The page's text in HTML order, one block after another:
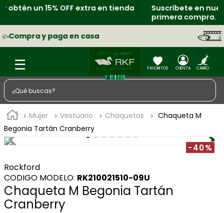
Suscríbete en nuestro newsletter y obtén 20% en la
Retira en tienda gratis
¿Qué buscas?
Mujer Vestuario Chaquetas
Chaqueta M
Begonia Tartán Cranberry
-40%
Rockford
: RK210021510-09U
Chaqueta M Begonia Tartán
Cranberry
TÉRMINOS MÁS BUSCADOS
1.
zapatos
4.
camisa
5.
medias